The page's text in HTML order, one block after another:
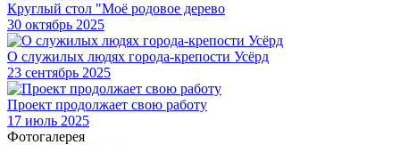
Круглый стол "Моё родовое дерево
30 октябрь 2025
О служилых людях города-крепости Усёрд
23 сентябрь 2025
Проект продолжает свою работу
17 июль 2025
Фотогалерея